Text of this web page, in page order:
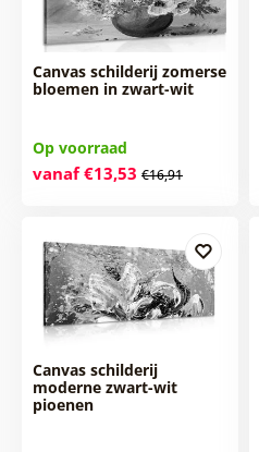
Canvas schilderij zomerse
bloemen in zwart-wit
Op voorraad
vanaf €13,53 €16,91
Canvas schilderij
moderne zwart-wit
pioenen